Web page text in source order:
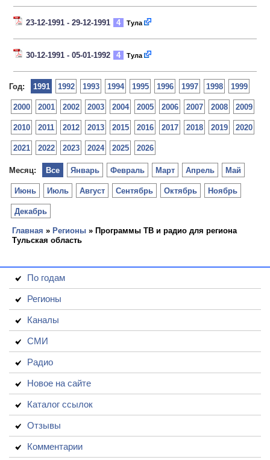
23-12-1991 - 29-12-1991 4 Тула
30-12-1991 - 05-01-1992 4 Тула
Год: 1991 1992 1993 1994 1995 1996 1997 1998 1999
2000 2001 2002 2003 2004 2005 2006 2007 2008 2009
2010 2011 2012 2013 2015 2016 2017 2018 2019 2020
2021 2022 2023 2024 2025 2026
Месяц: Январь Февраль Март Апрель Май
Июнь Июль Август Сентябрь Октябрь Ноябрь
Декабрь
Все
Главная » Регионы » Программы ТВ и радио для региона
Тульская область
По годам
Регионы
Каналы
СМИ
Радио
Новое на сайте
Каталог ссылок
Отзывы
Комментарии